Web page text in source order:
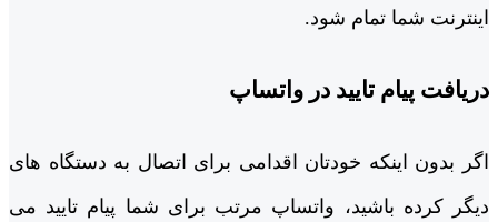
اینترنت شما تمام شود.
دریافت پیام تایید در واتساپ
اگر بدون اینکه خودتان اقدامی برای اتصال به دستگاه‌ های
دیگر کرده باشید، واتساپ مرتب برای شما پیام تایید می